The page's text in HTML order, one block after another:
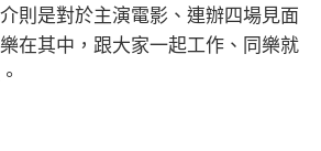
則是對於主演電影、連辦四場見面
在其中，跟大家一起工作、同樂就